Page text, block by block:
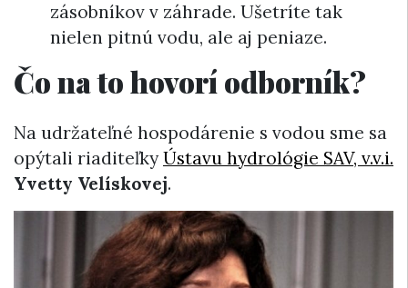
zásobníkov v záhrade. Ušetríte tak
nielen pitnú vodu, ale aj peniaze.
Čo na to hovorí odborník?
Na udržateľné hospodárenie s vodou sme sa
opýtali riaditeľkyÚstavu hydrológie SAV, v.v.i.
Yvetty Velískovej.